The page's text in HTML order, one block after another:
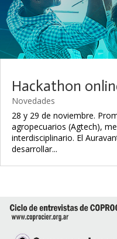
Hackathon
Novedades
28 y 29 de noviembre.
agropecuarios (Agtech),
interdisciplinario. El
desarrollar...